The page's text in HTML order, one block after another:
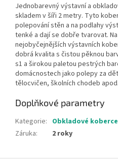
Jednobarevný výstavní a
skladem v šíři 2 metry. Tyto
polepování stěn a na podlahy
tenké a dají se dobře tvarovat.
nejobyčejnějších výstavních
dobrá kvalita s čistou pěknou
s1 a širokou paletou pestrých
domácnostech jako polepy za
tělocvičen, školních chodeb apod.
Doplňkové parametry
Kategorie: Obkladové koberce
Záruka: 2 roky